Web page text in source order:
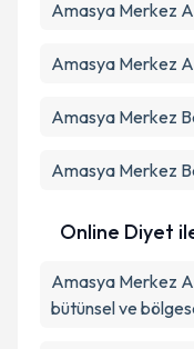
Amasya Merkez
Amasya Merkez
Amasya Merkez
Amasya Merkez
Online Diyet
Amasya Merkez
bütünsel ve